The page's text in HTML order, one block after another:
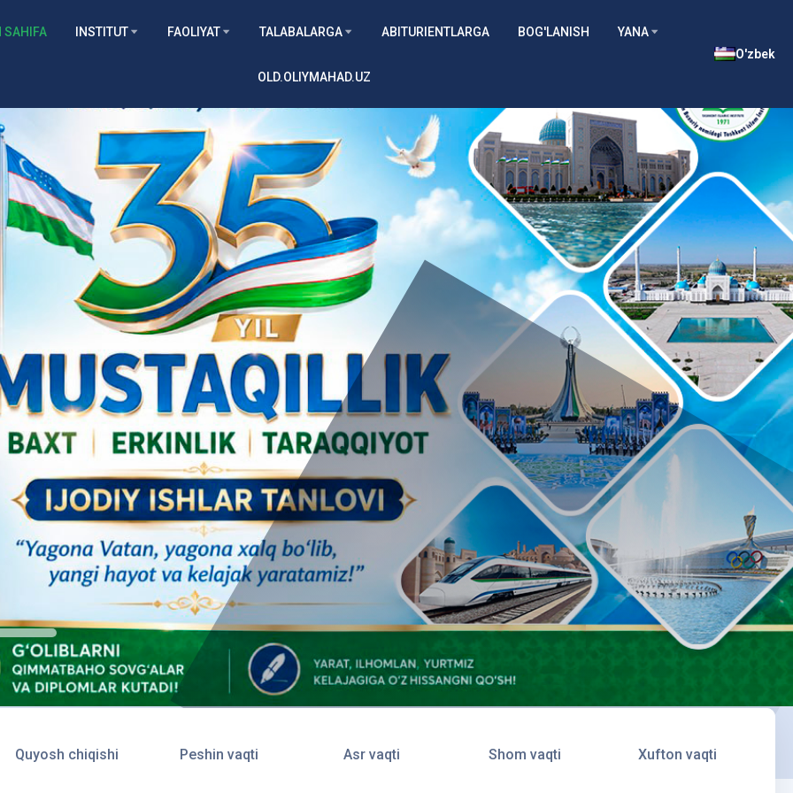
SAHIFA INSTITUT FAOLIYAT TALABALARGA ABITURIENTLARGA BOG'LANISH YANA
OLD.OLIYMAHAD.UZ
O'zbek
Quyosh chiqishi Peshin vaqti Asr vaqti Shom vaqti Xufton vaqti